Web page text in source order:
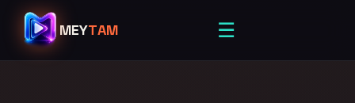
MEYTAM ☰